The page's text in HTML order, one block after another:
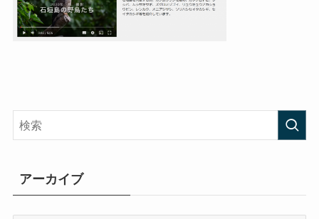
アーカイブ